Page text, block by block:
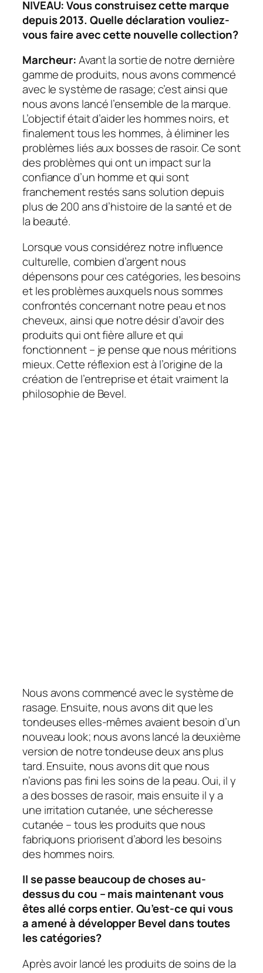
NIVEAU: Vous construisez cette marque
depuis 2013. Quelle déclaration vouliez-
vous faire avec cette nouvelle collection?
Marcheur:Avant la sortie de notre dernière
gamme de produits, nous avons commencé
avec le système de rasage; c’est ainsi que
nous avons lancé l’ensemble de la marque.
L’objectif était d’aider les hommes noirs, et
finalement tous les hommes, à éliminer les
problèmes liés aux bosses de rasoir. Ce sont
des problèmes qui ont un impact sur la
confiance d’un homme et qui sont
franchement restés sans solution depuis
plus de 200 ans d’histoire de la santé et de
la beauté.
Lorsque vous considérez notre influence
culturelle, combien d’argent nous
dépensons pour ces catégories, les besoins
et les problèmes auxquels nous sommes
confrontés concernant notre peau et nos
cheveux, ainsi que notre désir d’avoir des
produits qui ont fière allure et qui
fonctionnent – je pense que nous méritions
mieux. Cette réflexion est à l’origine de la
création de l’entreprise et était vraiment la
philosophie de Bevel.
Nous avons commencé avec le système de
rasage. Ensuite, nous avons dit que les
tondeuses elles-mêmes avaient besoin d’un
nouveau look; nous avons lancé la deuxième
version de notre tondeuse deux ans plus
tard. Ensuite, nous avons dit que nous
n’avions pas fini les soins de la peau. Oui, il y
a des bosses de rasoir, mais ensuite il y a
une irritation cutanée, une sécheresse
cutanée – tous les produits que nous
fabriquons priorisent d’abord les besoins
des hommes noirs.
Il se passe beaucoup de choses au-
dessus du cou – mais maintenant vous
êtes allé corps entier. Qu’est-ce qui vous
a amené à développer Bevel dans toutes
les catégories?
Après avoir lancé les produits de soins de la